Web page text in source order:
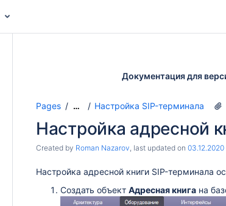
Документация для
Pages
… Настройка SIP-терминала
Настройка адресной
Created by Roman Nazarov, last updated on 03.12.2020
Настройка адресной книги SIP-терминала
Создать объект Адресная книга на